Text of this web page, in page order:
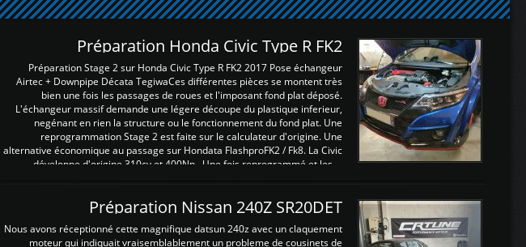
Préparation Honda Civic Type R FK2
Préparation Stage 2 sur Honda Civic Type R FK2 2017 Pose échangeur
Airtec + Downpipe Décata TegiwaCes différentes pièces se montent très
bien une fois les passages de roues et l'imposant fond plat déposé.
L'échangeur massif demande une légere découpe du plastique inferieur,
negénant en rien la structure ou le fonctionnement du fond plat. Une
reprogrammation Stage 2 est faite sur le calculateur d'origine. Une
alternative économique au passage sur Hondata FlashproFK2 / Fk8. La Civic
développe d'origine 310cv et 400Nn , Une fois reprogrammé et les ...
Préparation Nissan 240Z SR20DET
Nous avons réceptionné cette magnifique datsun 240z avec un claquement
moteur qui indiquait vraisemblablement un probleme de cousinets de